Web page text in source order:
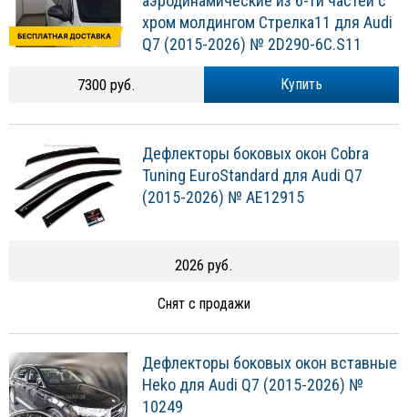
хром молдингом Стрелка11 для Audi
Q7 (2015-2026) № 2D290-6C.S11
Купить
7300 руб.
Дефлекторы боковых окон Cobra
Tuning EuroStandard для Audi Q7
(2015-2026) № AE12915
2026 руб.
Снят с продажи
Дефлекторы боковых окон вставные
Heko для Audi Q7 (2015-2026) №
10249